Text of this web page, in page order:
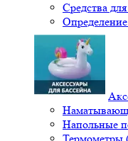
Средства
Напольные